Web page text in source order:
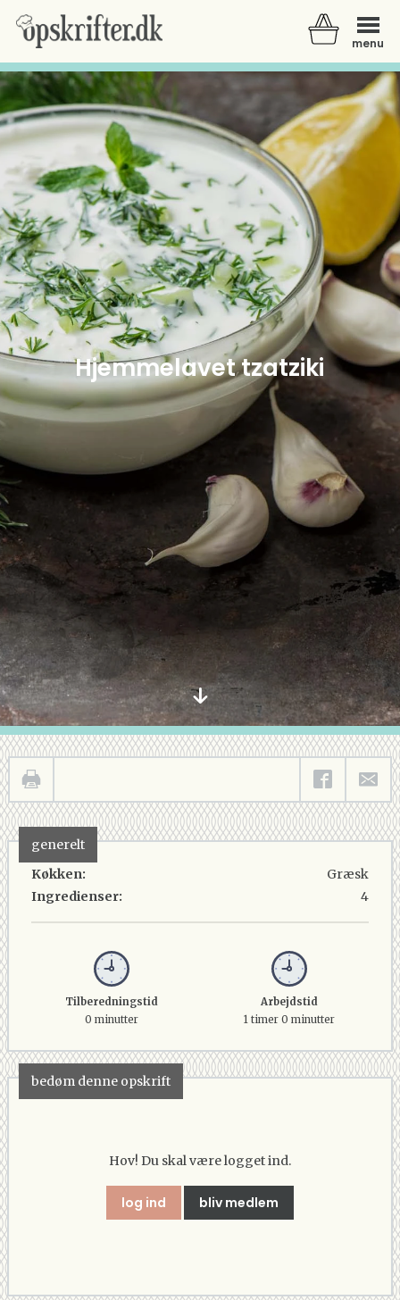
menu
Der er ingen varer i din kurv.
Hjemmelavet tzatziki
generelt
Køkken:
Ingredienser:
Græsk
4
Tilberedningstid
0 minutter
Arbejdstid
1 timer 0 minutter
bedøm denne opskrift
Hov! Du skal være logget ind.
log ind bliv medlem